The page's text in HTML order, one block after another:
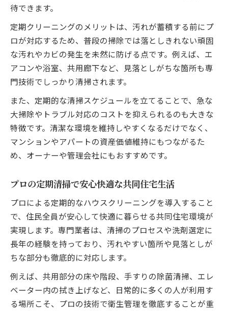
待できます。
定期クリーニングのメリットは、汚れが蓄積する前にプ
ロが対応するため、普段の掃除では落としきれない頑固
な汚れやカビの発生を未然に防げる点です。例えば、エ
アコンや浴室、共用廊下など、見落としがちな箇所も専
門技術でしっかり清掃されます。
また、定期的な清掃スケジュールを立てることで、急な
大掃除やトラブル対応のコストを抑えられるのも大きな
特徴です。清潔な環境を維持しやすくなるだけでなく、
マンションやアパートの資産価値維持にもつながるた
め、オーナーや管理会社にもおすすめです。
プロの定期清掃で安心快適な共同住宅生活
プロによる定期的なハウスクリーニングを導入すること
で、住民全員が安心して快適に暮らせる共同住宅環境が
実現します。専門業者は、清掃のプロセスや洗剤選定に
長年の経験を持っており、汚れやすい箇所や見落としが
ちな部分も徹底的に対応します。
例えば、共用部分の床や階段、手すりの除菌清掃、エレ
ベーター内の拭き上げなど、日常的に多くの人が利用す
る場所こそ、プロの技術で衛生管理を徹底することが重